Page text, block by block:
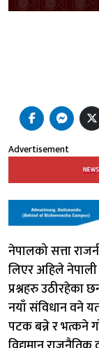
Advertisement
नेपालको सत्ता
लिएर अहिले
प्रश्नहरु उठीरहेका
नयाँ संविधान वने
पटक बन्ने र भत्कने